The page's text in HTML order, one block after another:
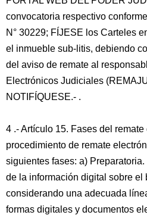
convocatoria respectivo
N° 30229; FÍJESE los Carteles
el inmueble sub-litis, debiendo
del aviso de remate al
Electrónicos Judiciales
NOTIFÍQUESE.- .
4 .- Artículo 15. Fases del
procedimiento de remate
siguientes fases: a)
de la información digital sobre el
considerando una adecuada
formas digitales y documentos